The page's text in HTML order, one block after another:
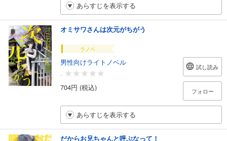
あらすじを表示する
オミサワさんは次元がちがう
ラノベ
男性向けライトノベル
-
704円 (税込)
試し読み
フォロー
あらすじを表示する
だからお兄ちゃんと呼ぶなって！